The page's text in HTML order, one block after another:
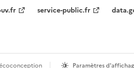
service-public.fr
Paramètres